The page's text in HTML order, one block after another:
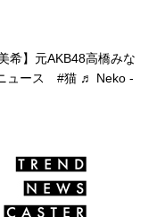
希】元AKB48高橋みな
ュース #猫 ♬ Neko -